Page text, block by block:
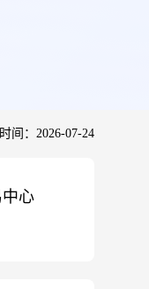
间：2026-07-24
心